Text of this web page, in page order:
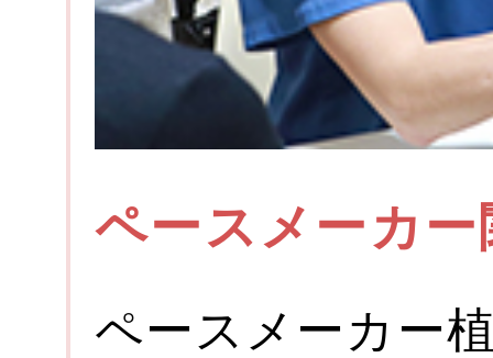
ペースメーカ
ペースメーカー